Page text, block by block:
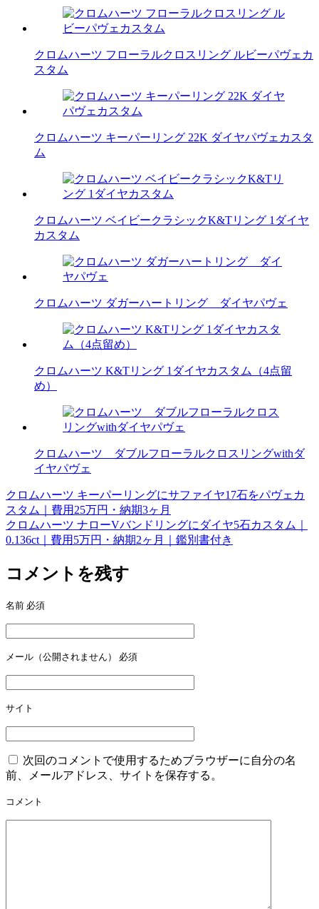
クロムハーツ フローラルクロスリング ルビーパヴェカ
スタム
クロムハーツ キーパーリング 22K ダイヤパヴェカスタ
ム
クロムハーツ ベイビークラシックK&Tリング 1ダイヤ
カスタム
クロムハーツ ダガーハートリング ダイヤパヴェ
クロムハーツ K&Tリング 1ダイヤカスタム（4点留
め）
クロムハーツ ダブルフローラルクロスリングwithダ
イヤパヴェ
投
稿
ナ
ビ
ー
シ
ョ
ン
クロムハーツ キーパーリングにサファイヤ17石をパヴェカ
スタム｜費用25万円・納期3ヶ月
クロムハーツ ナローVバンドリングにダイヤ5石カスタム｜
0.136ct｜費用5万円・納期2ヶ月｜鑑別書付き
コメントを残す
名前 必須
メール（公開されません） 必須
サイト
次回のコメントで使用するためブラウザーに自分の名
前、メールアドレス、サイトを保存する。
コメント